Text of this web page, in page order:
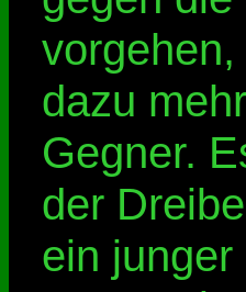
dazu
Gegner.
der
ein